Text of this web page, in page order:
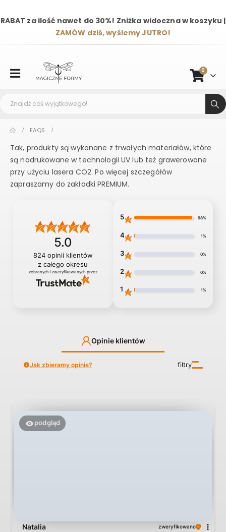
RABAT za ilość nawet do 30%! Zniżka widoczna w koszyku |
ZAMÓW dziś, wyślemy JUTRO!
0
FAQS
Tak, produkty są wykonane z trwałych materiałów, które
są nadrukowane w technologii UV lub też grawerowane
przy użyciu lasera CO2. Po więcej szczegółów
zapraszamy do zakładki PREMIUM.
5.0
824opinii klientów
z całego okresu
zebranych i zweryfikowanych przez
5 98%
4 1%
3 0%
2 0%
1 1%
Opinie klientów
filtry
Jak zbieramy opinie?
podgląd
Natalia zweryfikowano